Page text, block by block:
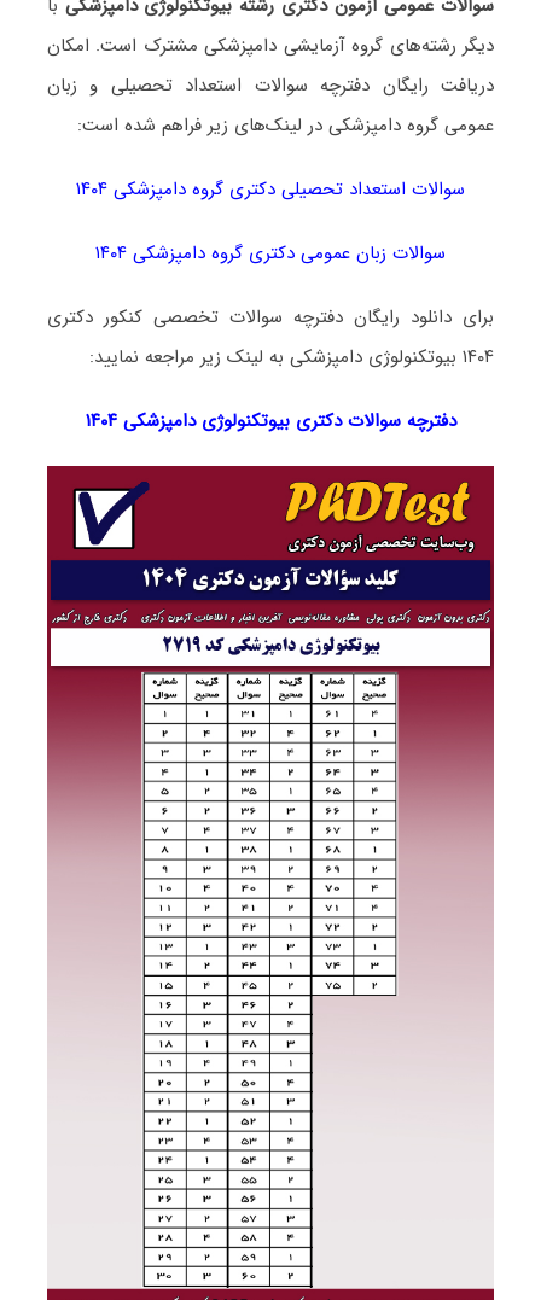
سوالات عمومی آزمون دکتری رشته بیوتکنولوژی دامپزشکی با
دیگر رشته‌های گروه آزمایشی دامپزشکی مشترک است. امکان
دریافت رایگان دفترچه سوالات استعداد تحصیلی و زبان
عمومی گروه دامپزشکی در لینک‌های زیر فراهم شده است:
سوالات استعداد تحصیلی دکتری گروه دامپزشکی ۱۴۰۴
سوالات زبان عمومی دکتری گروه دامپزشکی ۱۴۰۴
برای دانلود رایگان دفترچه سوالات تخصصی کنکور دکتری
۱۴۰۴ بیوتکنولوژی دامپزشکی به لینک زیر مراجعه نمایید:
دفترچه سوالات دکتریبیوتکنولوژی دامپزشکی ۱۴۰۴